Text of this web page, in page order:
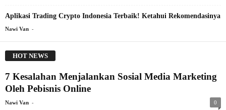
Aplikasi Trading Crypto Indonesia Terbaik! Ketahui Rekomendasinya
Nawi Van -
HOT NEWS
7 Kesalahan Menjalankan Sosial Media Marketing
Oleh Pebisnis Online
Nawi Van - 0